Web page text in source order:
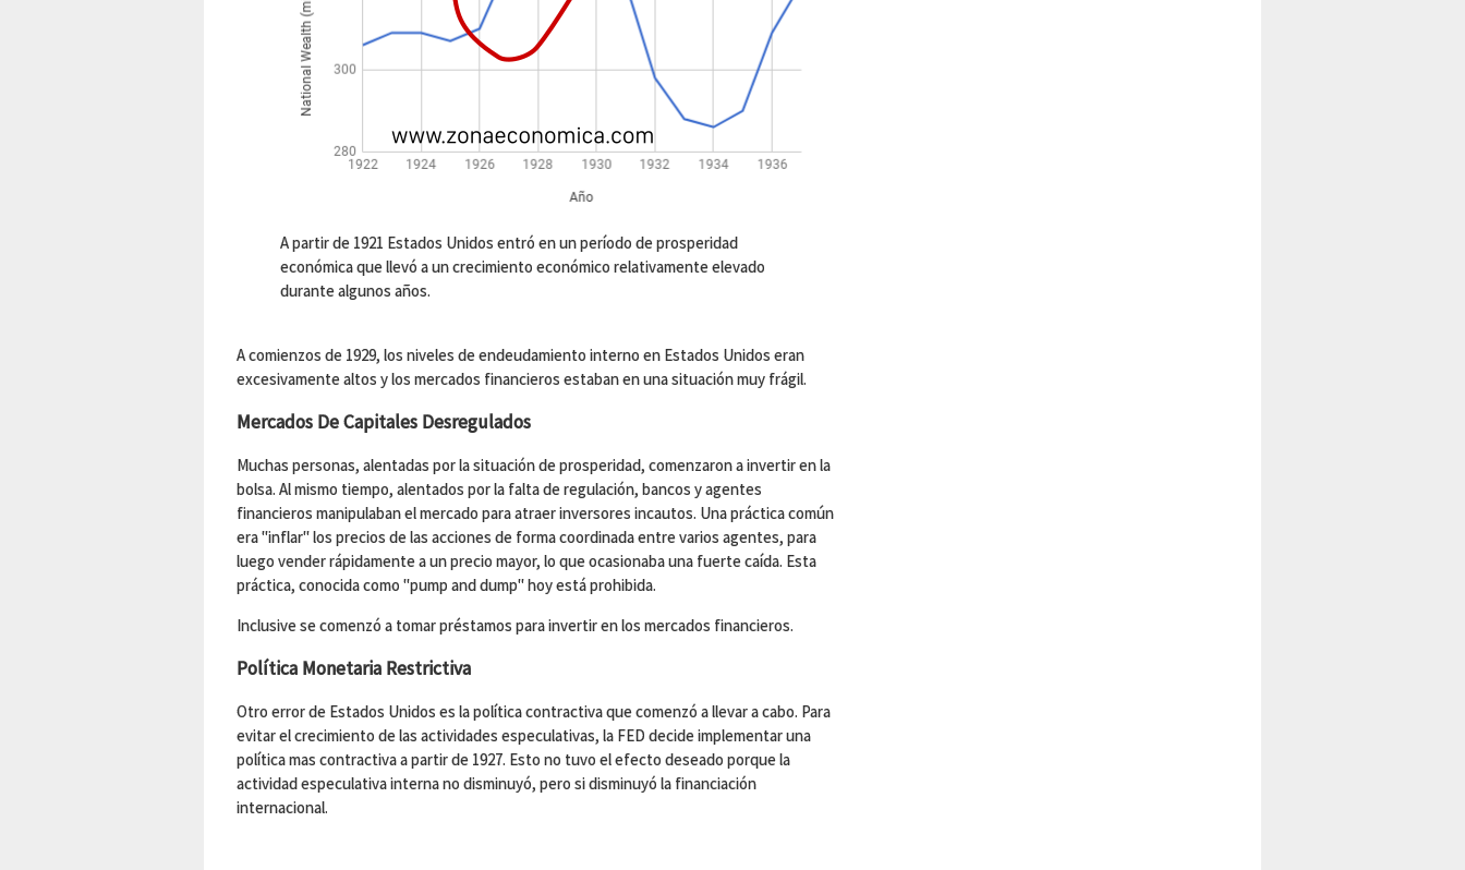
A partir de 1921 Estados Unidos entró en un período de prosperidad
económica que llevó a un crecimiento económico relativamente elevado
durante algunos años.
A comienzos de 1929, los niveles de endeudamiento interno en Estados Unidos eran
excesivamente altos y los mercados financieros estaban en una situación muy frágil.
Mercados De Capitales Desregulados
Muchas personas, alentadas por la situación de prosperidad, comenzaron a invertir en la
bolsa. Al mismo tiempo, alentados por la falta de regulación, bancos y agentes
financieros manipulaban el mercado para atraer inversores incautos. Una práctica común
era "inflar" los precios de las acciones de forma coordinada entre varios agentes, para
luego vender rápidamente a un precio mayor, lo que ocasionaba una fuerte caída. Esta
práctica, conocida como "pump and dump" hoy está prohibida.
Inclusive se comenzó a tomar préstamos para invertir en los mercados financieros.
Política Monetaria Restrictiva
Otro error de Estados Unidos es la política contractiva que comenzó a llevar a cabo. Para
evitar el crecimiento de las actividades especulativas, la FED decide implementar una
política mas contractiva a partir de 1927. Esto no tuvo el efecto deseado porque la
actividad especulativa interna no disminuyó, pero si disminuyó la financiación
internacional.